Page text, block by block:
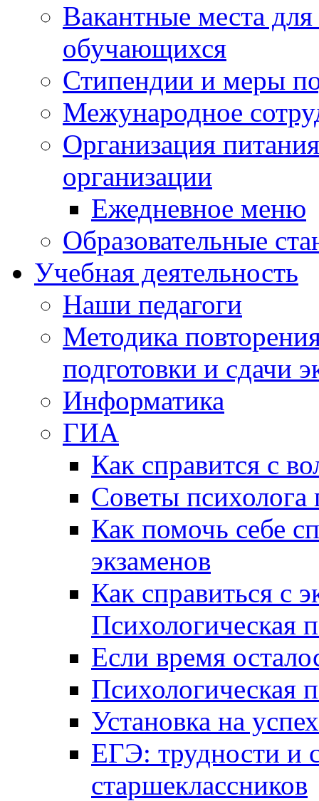
Вакантные места
обучающихся
Стипендии и меры
Межународное
Организация
организации
Ежедневное меню
Образовательные
Учебная деятельность
Наши педагоги
Методика
подготовки и сдачи
Информатика
ГИА
Как справится с
Советы
Как помочь себе
экзаменов
Как справиться с
Психологическая
Если время
Психологическая
Установка на успех
ЕГЭ: трудности и
старшеклассников